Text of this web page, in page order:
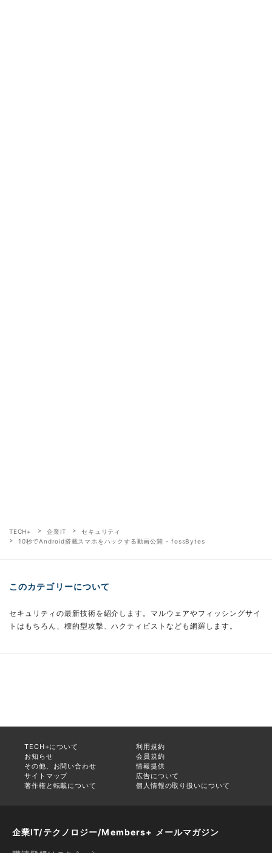
TECH+ 企業IT
セキュリティ
10秒でAndroid搭載スマホをハックする動画公開 - fossBytes
このカテゴリーについて
セキュリティの最新技術を紹介します。マルウェアやフィッシングサイ
トはもちろん、標的型攻撃、ハクティビストなども網羅します。
TECH+について
利用規約
お知らせ
会員規約
その他、お問い合わせ
情報提供
サイトマップ
広告について
著作権と転載について
個人情報の取り扱いについて
企業IT/テクノロジー/Members+ メールマガジン